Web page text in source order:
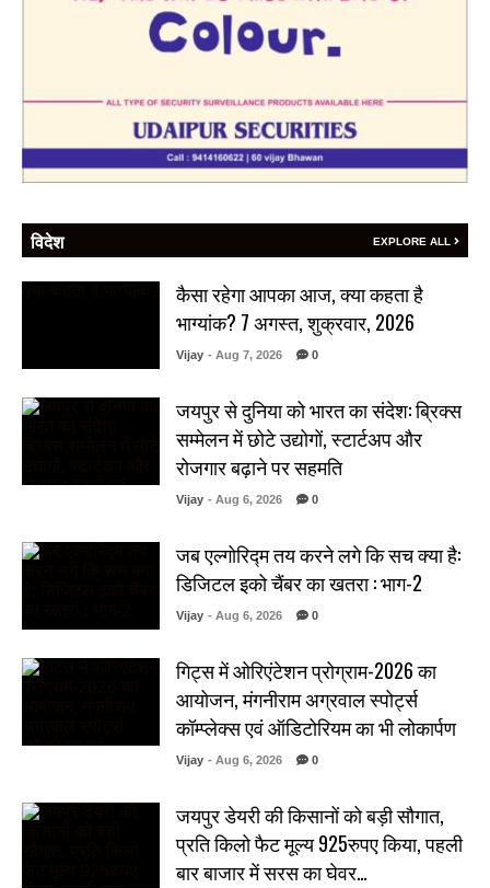
विदेश EXPLORE ALL
कैसा रहेगा आपका आज, क्या कहता है
भाग्यांक? 7 अगस्त, शुक्रवार, 2026
Vijay - Aug 7, 2026 0
जयपुर से दुनिया को भारत का संदेश: ब्रिक्स
सम्मेलन में छोटे उद्योगों, स्टार्टअप और
रोजगार बढ़ाने पर सहमति
Vijay - Aug 6, 2026 0
जब एल्गोरिद्म तय करने लगे कि सच क्या है:
डिजिटल इको चैंबर का खतरा : भाग-2
Vijay - Aug 6, 2026 0
गिट्स में ओरिएंटेशन प्रोग्राम-2026 का
आयोजन, मंगनीराम अग्रवाल स्पोर्ट्स
कॉम्प्लेक्स एवं ऑडिटोरियम का भी लोकार्पण
Vijay - Aug 6, 2026 0
जयपुर डेयरी की किसानों को बड़ी सौगात,
प्रति किलो फैट मूल्य 925रुपए किया, पहली
बार बाजार में सरस का घेवर…